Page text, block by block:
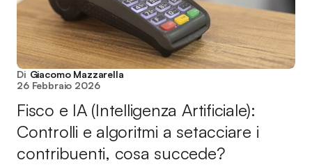
Di Giacomo Mazzarella
26 Febbraio 2026
Fisco e IA (Intelligenza Artificiale):
Controlli e algoritmi a setacciare i
contribuenti, cosa succede?